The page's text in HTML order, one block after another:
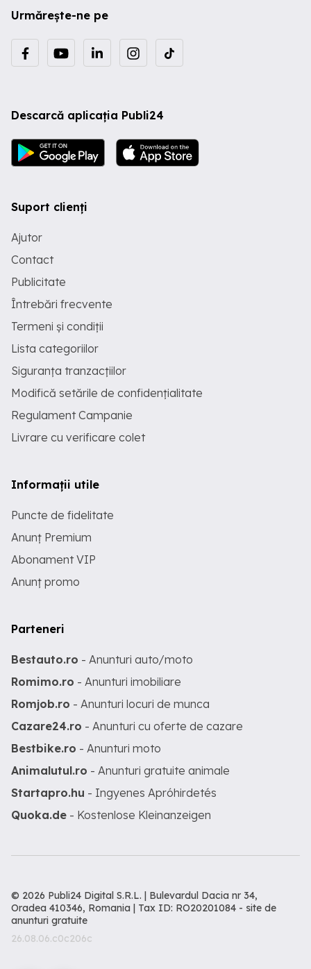
Urmărește-ne pe
Descarcă aplicația Publi24
Suport clienți
Ajutor
Contact
Publicitate
Întrebări frecvente
Termeni și condiții
Lista categoriilor
Siguranța tranzacțiilor
Modifică setările de confidențialitate
Regulament Campanie
Livrare cu verificare colet
Informații utile
Puncte de fidelitate
Anunț Premium
Abonament VIP
Anunț promo
Parteneri
Bestauto.ro - Anunturi auto/moto
Romimo.ro - Anunturi imobiliare
Romjob.ro - Anunturi locuri de munca
Cazare24.ro - Anunturi cu oferte de cazare
Bestbike.ro - Anunturi moto
Animalutul.ro - Anunturi gratuite animale
Startapro.hu - Ingyenes Apróhirdetés
Quoka.de - Kostenlose Kleinanzeigen
© 2026 Publi24 Digital S.R.L. | Bulevardul Dacia nr 34,
Oradea 410346, Romania | Tax ID: RO20201084 - site de
anunturi gratuite
26.08.06.c0c206c